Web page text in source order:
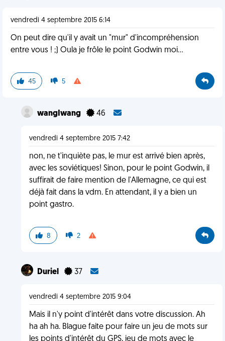
vendredi 4 septembre 2015 6:14
On peut dire qu'il y avait un "mur" d'incompréhension
entre vous ! ;) Oula je frôle le point Godwin moi...
45 5
wangIwang 46
vendredi 4 septembre 2015 7:42
non, ne t'inquiète pas, le mur est arrivé bien après,
avec les soviétiques! Sinon, pour le point Godwin, il
suffirait de faire mention de l'Allemagne, ce qui est
déjà fait dans la vdm. En attendant, il y a bien un
point gastro.
8 2
Duriel 37
vendredi 4 septembre 2015 9:04
Mais il n'y point d'intérêt dans votre discussion. Ah
ha ah ha. Blague faite pour faire un jeu de mots sur
les points d'intérêt du GPS, jeu de mots avec le